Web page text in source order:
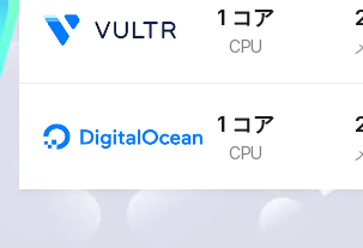
1 コア
CPU
1 コア
CPU